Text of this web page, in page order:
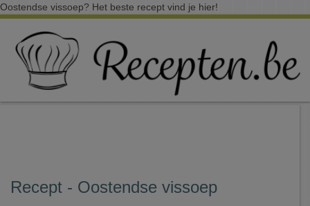
Oostendse vissoep? Het beste recept vind je hier!
Recept - Oostendse vissoep